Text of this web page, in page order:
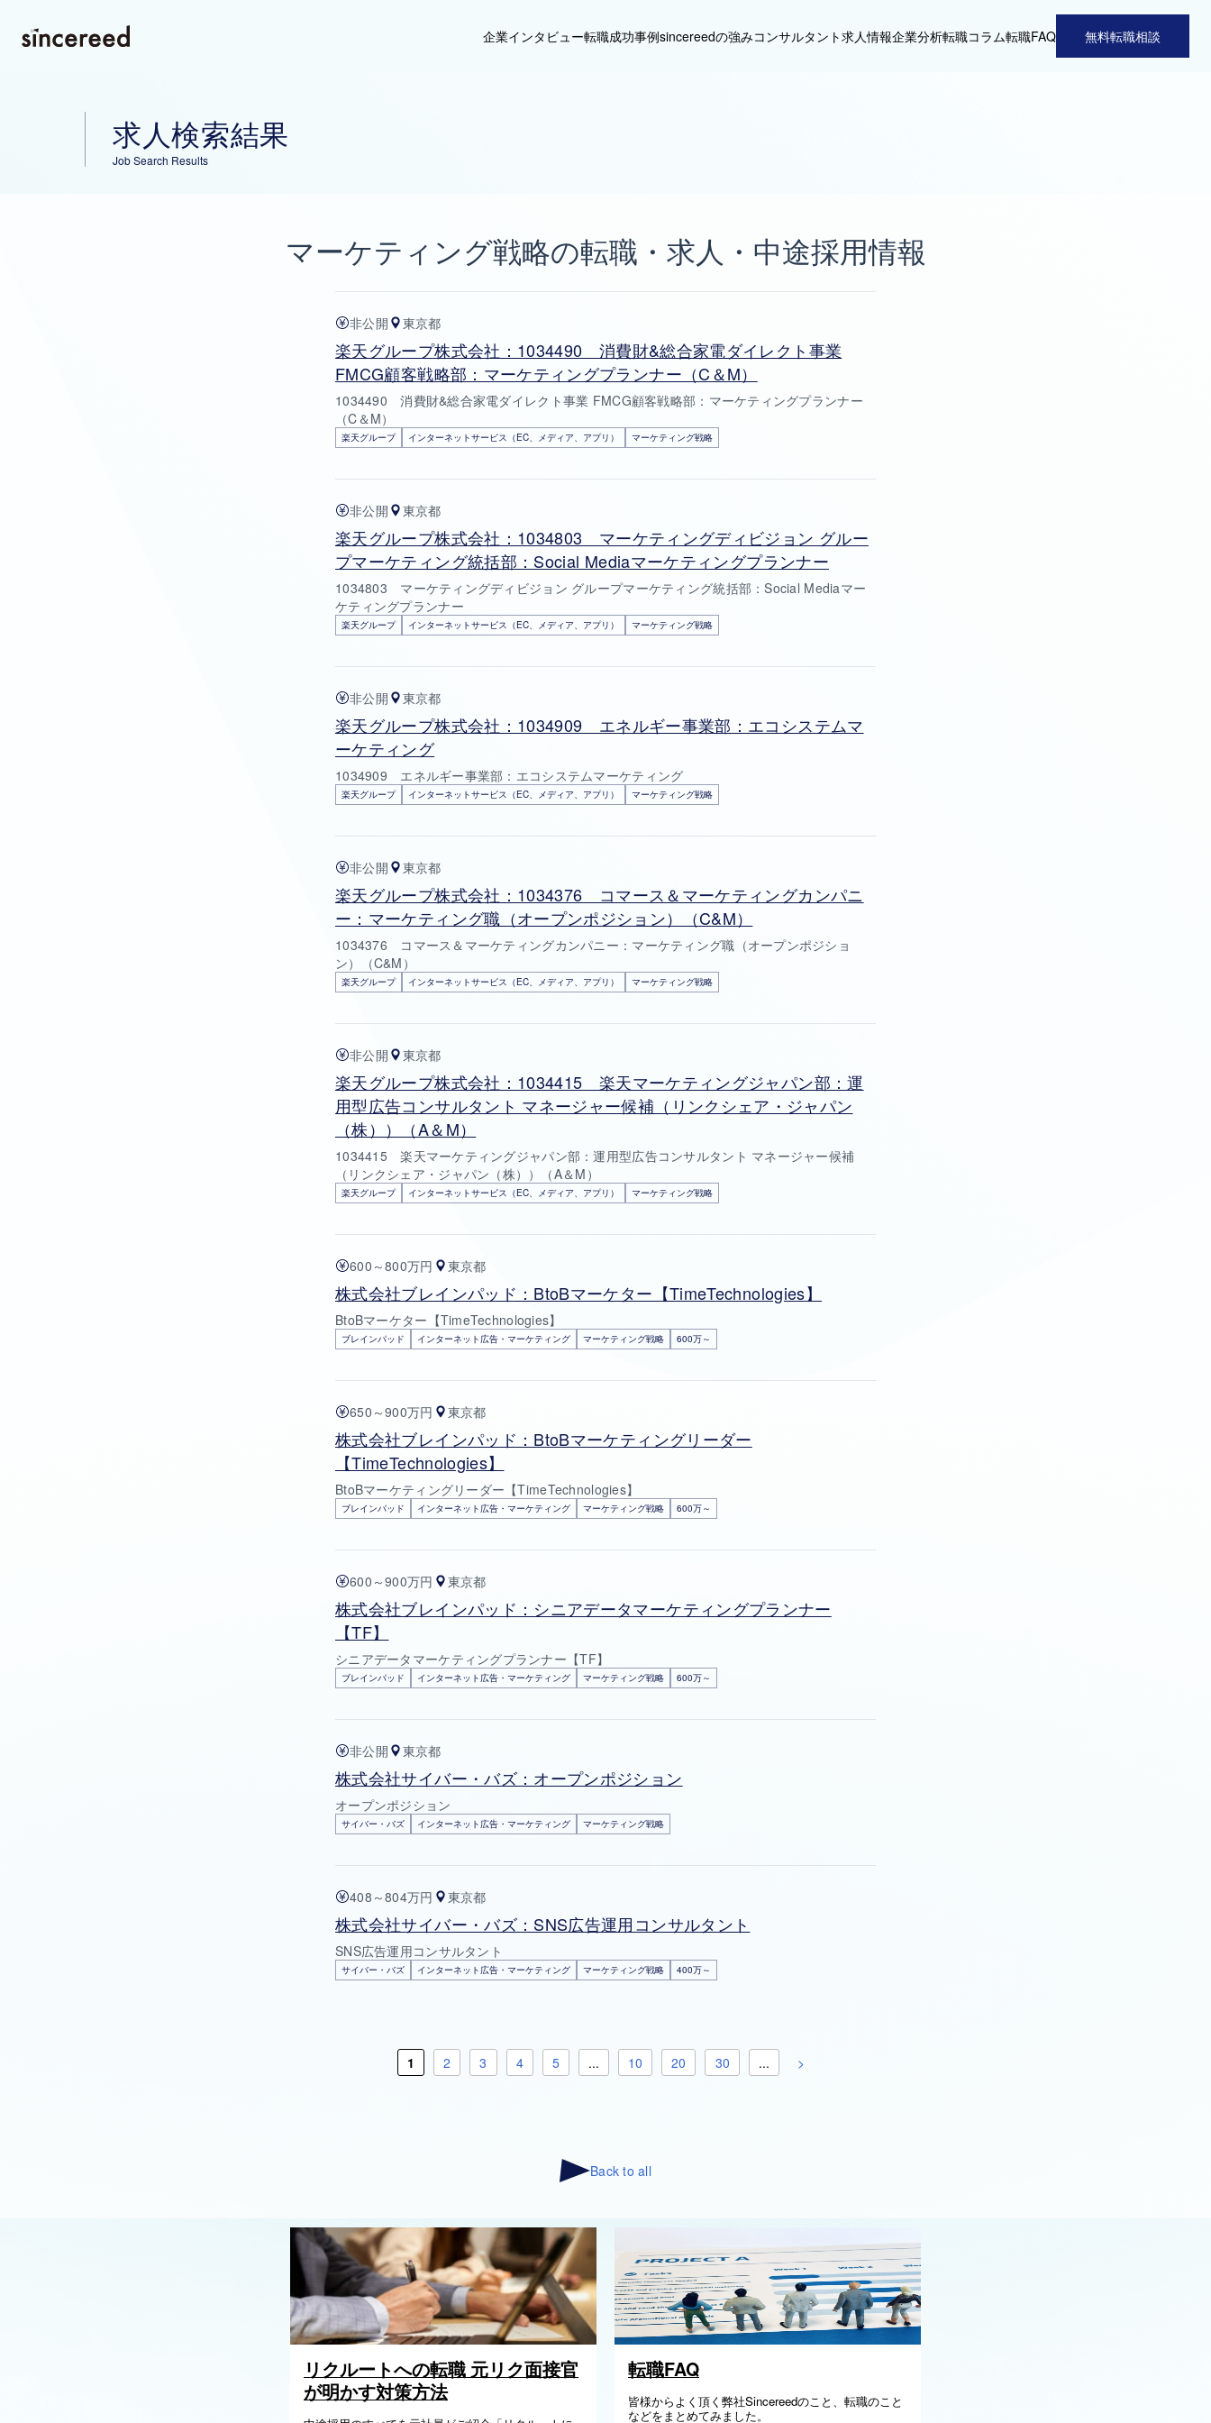
企業インタビュー転職成功事例sincereedの強みコンサルタント求人情報企業分析転職コラム転職FAQ 無料転職相談
求人検索結果
Job Search Results
マーケティング戦略の転職・求人・中途採用情報
非公開 東京都
楽天グループ株式会社：1034490 消費財&総合家電ダイレクト事業
FMCG顧客戦略部：マーケティングプランナー（C＆M）
1034490 消費財&総合家電ダイレクト事業 FMCG顧客戦略部：マーケティングプランナー
（C＆M）
楽天グループ インターネットサービス（EC、メディア、アプリ） マーケティング戦略
非公開 東京都
楽天グループ株式会社：1034803 マーケティングディビジョン グルー
プマーケティング統括部：Social Mediaマーケティングプランナー
1034803 マーケティングディビジョン グループマーケティング統括部：Social Mediaマー
ケティングプランナー
楽天グループ インターネットサービス（EC、メディア、アプリ） マーケティング戦略
非公開 東京都
楽天グループ株式会社：1034909 エネルギー事業部：エコシステムマ
ーケティング
1034909 エネルギー事業部：エコシステムマーケティング
楽天グループ インターネットサービス（EC、メディア、アプリ） マーケティング戦略
非公開 東京都
楽天グループ株式会社：1034376 コマース＆マーケティングカンパニ
ー：マーケティング職（オープンポジション）（C&M）
1034376 コマース＆マーケティングカンパニー：マーケティング職（オープンポジショ
ン）（C&M）
楽天グループ インターネットサービス（EC、メディア、アプリ） マーケティング戦略
非公開 東京都
楽天グループ株式会社：1034415 楽天マーケティングジャパン部：運
用型広告コンサルタント マネージャー候補（リンクシェア・ジャパン
（株））（A＆M）
1034415 楽天マーケティングジャパン部：運用型広告コンサルタント マネージャー候補
（リンクシェア・ジャパン（株））（A＆M）
楽天グループ インターネットサービス（EC、メディア、アプリ） マーケティング戦略
600～800万円 東京都
株式会社ブレインパッド：BtoBマーケター【TimeTechnologies】
BtoBマーケター【TimeTechnologies】
ブレインパッド インターネット広告・マーケティング マーケティング戦略 600万～
650～900万円 東京都
株式会社ブレインパッド：BtoBマーケティングリーダー
【TimeTechnologies】
BtoBマーケティングリーダー【TimeTechnologies】
ブレインパッド インターネット広告・マーケティング マーケティング戦略 600万～
600～900万円 東京都
株式会社ブレインパッド：シニアデータマーケティングプランナー
【TF】
シニアデータマーケティングプランナー【TF】
ブレインパッド インターネット広告・マーケティング マーケティング戦略 600万～
非公開 東京都
株式会社サイバー・バズ：オープンポジション
オープンポジション
サイバー・バズ インターネット広告・マーケティング マーケティング戦略
408～804万円 東京都
株式会社サイバー・バズ：SNS広告運用コンサルタント
SNS広告運用コンサルタント
サイバー・バズ インターネット広告・マーケティング マーケティング戦略 400万～
1 2 3 4 5 ... 10 20 30 ... >
Back to all
リクルートへの転職 元リク面接官
が明かす対策方法
転職FAQ
皆様からよく頂く弊社Sincereedのこと、転職のこと
などをまとめてみました。